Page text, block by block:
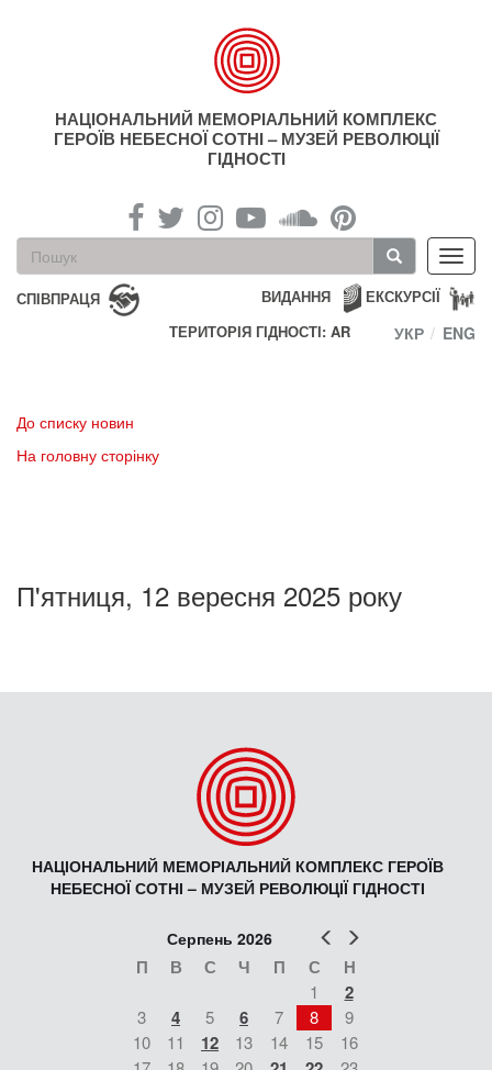
НАЦІОНАЛЬНИЙ МЕМОРІАЛЬНИЙ КОМПЛЕКС
ГЕРОЇВ НЕБЕСНОЇ СОТНІ – МУЗЕЙ РЕВОЛЮЦІЇ
ГІДНОСТІ
Пошукова
форма
Пошук
СПІВПРАЦЯ ЕКСКУРСІЇ
ВИДАННЯ
ТЕРИТОРІЯ ГІДНОСТІ: AR
УКР ENG
До списку новин
На головну сторінку
П'ятниця, 12 вересня 2025 року
НАЦІОНАЛЬНИЙ МЕМОРІАЛЬНИЙ КОМПЛЕКС ГЕРОЇВ
НЕБЕСНОЇ СОТНІ – МУЗЕЙ РЕВОЛЮЦІЇ ГІДНОСТІ
Попер
Серпень 2026
П В С Ч П С Н
1 2
3 4 5 6 7 8
9
10
11 12 13 14 15
16